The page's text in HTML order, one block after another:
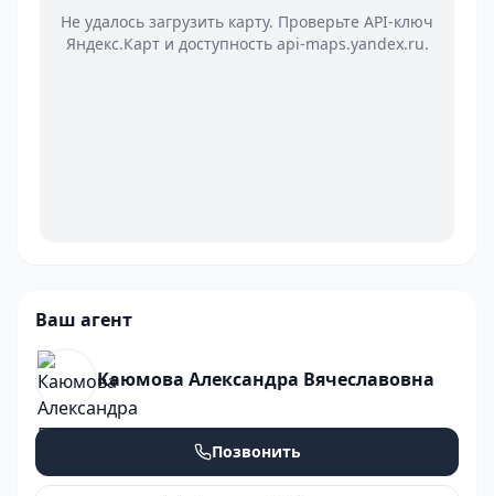
Не удалось загрузить карту. Проверьте API-ключ
Яндекс.Карт и доступность api-maps.yandex.ru.
Ваш агент
Каюмова Александра Вячеславовна
Позвонить